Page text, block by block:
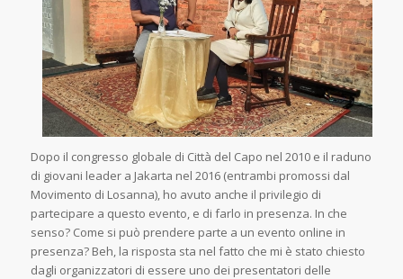
Dopo il congresso globale di Città del Capo nel 2010 e il raduno
di giovani leader a Jakarta nel 2016 (entrambi promossi dal
Movimento di Losanna), ho avuto anche il privilegio di
partecipare a questo evento, e di farlo in presenza. In che
senso? Come si può prendere parte a un evento online in
presenza? Beh, la risposta sta nel fatto che mi è stato chiesto
dagli organizzatori di essere uno dei presentatori delle